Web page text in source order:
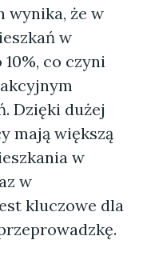
wynika, że w
w
co czyni
Dzięki dużej
mają większą
w
w
kluczowe dla